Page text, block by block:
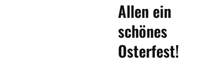
Allen ein
schönes
Osterfest!